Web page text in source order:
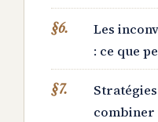
Les
: ce que
combiner